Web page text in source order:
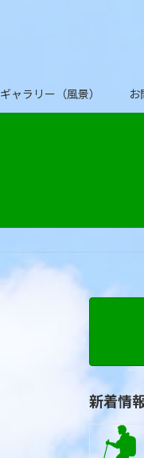
ギャラリー（風景） お
新着情